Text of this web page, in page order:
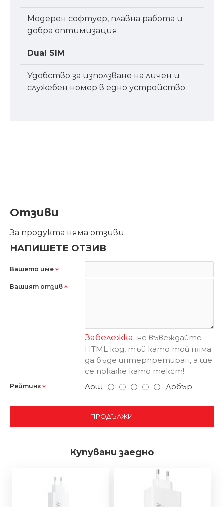
Модерен софтуер, плавна работа и
добра оптимизация.
Dual SIM
Удобство за използване на личен и
служебен номер в едно устройство.
Отзиви
За продукта няма отзиви.
НАПИШЕТЕ ОТЗИВ
Вашето име
Вашият отзив
Забележка: не въвеждайте
HTML код, тъй като той няма
да бъде интерпретиран, а ще
се покаже като текст!
Рейтинг Лош Добър
ПРОДЪЛЖИ
Купувани заедно